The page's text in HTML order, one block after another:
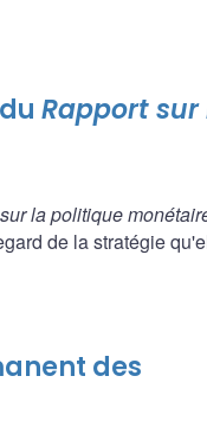
Rapport sur
la politique
de la stratégie
des